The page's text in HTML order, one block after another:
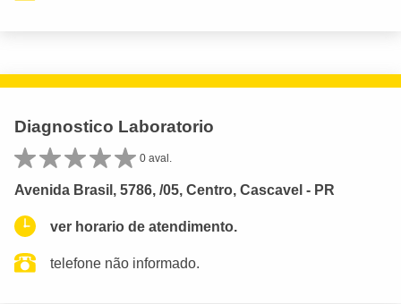
Diagnostico Laboratorio
0 aval.
Avenida Brasil, 5786, /05, Centro, Cascavel - PR
ver horario de atendimento.
telefone não informado.